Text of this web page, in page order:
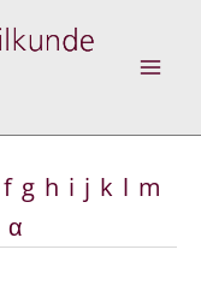
f g h i j k l m
α